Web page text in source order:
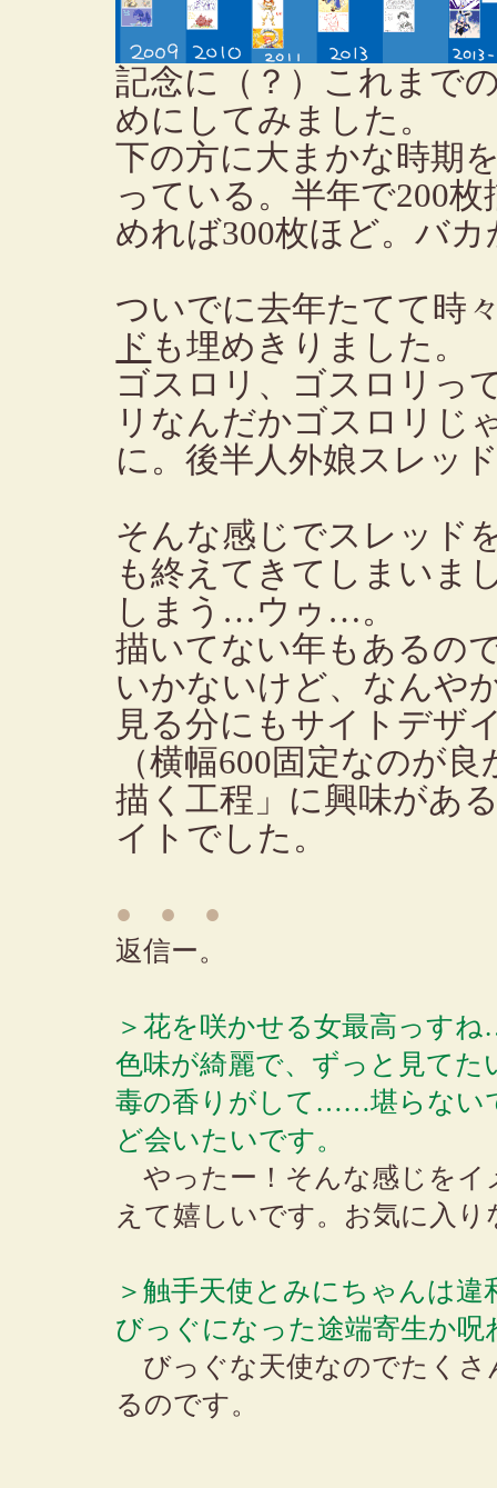
記念に（？）これまで
めにしてみました。
下の方に大まかな時期
っている。半年で200
めれば300枚ほど。バカ
ついでに去年たてて時
ド も埋めきりました。
ゴスロリ、ゴスロリっ
リなんだかゴスロリじ
に。後半人外娘スレッ
そんな感じでスレッド
も終えてきてしまいま
しまう…ウゥ…。
描いてない年もあるの
いかないけど、なんや
見る分にもサイトデザ
（横幅600固定なのが
描く工程」に興味があ
イトでした。
● ● ●
返信ー。
＞花を咲かせる女最高っす
色味が綺麗で、ずっと見て
毒の香りがして……堪らない
ど会いたいです。
やったー！そんな感じをイ
えて嬉しいです。お気に入
＞触手天使とみにちゃんは違
びっぐになった途端寄生か
びっぐな天使なのでたくさ
るのです。